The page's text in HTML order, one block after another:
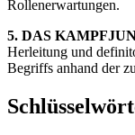
Rollenerwartungen.
5. DAS
Herleitung und
Begriffs anhand der